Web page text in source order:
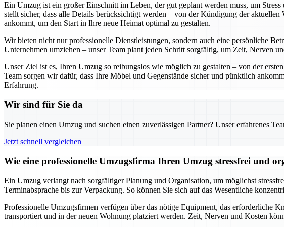
Ein Umzug ist ein großer Einschnitt im Leben, der gut geplant werden muss, um
stellt sicher, dass alle Details berücksichtigt werden – von der Kündigung der
ankommt, um den Start in Ihre neue Heimat optimal zu gestalten.
Wir bieten nicht nur professionelle Dienstleistungen, sondern auch eine persönliche
Unternehmen umziehen – unser Team plant jeden Schritt sorgfältig, um Zeit, Nerven
Unser Ziel ist es, Ihren Umzug so reibungslos wie möglich zu gestalten – von der
Team sorgen wir dafür, dass Ihre Möbel und Gegenstände sicher und pünktlich
Erfahrung.
Wir sind für Sie da
Sie planen einen Umzug und suchen einen zuverlässigen Partner? Unser erfahrenes
Jetzt schnell vergleichen
Wie eine professionelle Umzugsfirma Ihren Umzug stressfrei und
Ein Umzug verlangt nach sorgfältiger Planung und Organisation, um möglichst
Terminabsprache bis zur Verpackung. So können Sie sich auf das Wesentliche
Professionelle Umzugsfirmen verfügen über das nötige Equipment, das erforderliche
transportiert und in der neuen Wohnung platziert werden. Zeit, Nerven und Kosten